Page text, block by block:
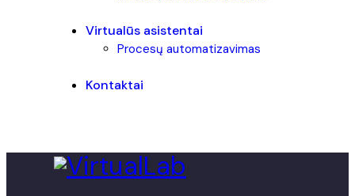
Virtualūs asistentai
Procesų automatizavimas
Kontaktai